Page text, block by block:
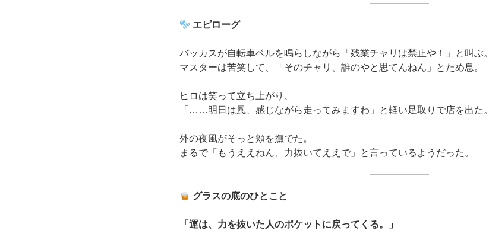
エピローグ
バッカスが自転車ベルを鳴らしながら「残業チャリは禁止や！」と叫ぶ。
マスターは苦笑して、「そのチャリ、誰のやと思てんねん」とため息。
ヒロは笑って立ち上がり、
「……明日は風、感じながら走ってみますわ」と軽い足取りで店を出た。
外の夜風がそっと頬を撫でた。
まるで「もうええねん、力抜いてええで」と言っているようだった。
グラスの底のひとこと
「運は、力を抜いた人のポケットに戻ってくる。」